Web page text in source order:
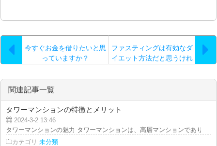
今すぐお金を借りたいと思
っていますか？
ファスティングは有効なダ
イエット方法だと思うけれ
関連記事一覧
タワーマンションの特徴とメリット
2024-3-2 13:46
タワーマンションの魅力 タワーマンションは、高層マンションであり、
カテゴリ 未分類